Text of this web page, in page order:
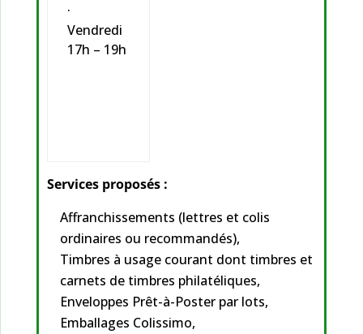
·
Vendredi
17h – 19h
Services proposés :
Affranchissements (lettres et colis
ordinaires ou recommandés),
Timbres à usage courant dont timbres et
carnets de timbres philatéliques,
Enveloppes Prêt-à-Poster par lots,
Emballages Colissimo,